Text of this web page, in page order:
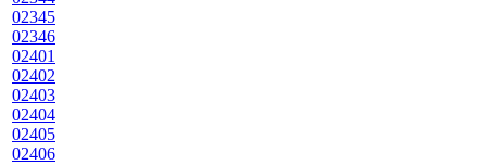
02345
02346
02401
02402
02403
02404
02405
02406